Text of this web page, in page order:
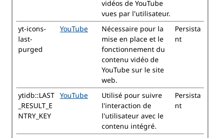
vidéos de YouTube
vues par l'utilisateur.
yt-icons-
last-
purged
YouTube
Nécessaire pour la
mise en place et le
fonctionnement du
contenu vidéo de
YouTube sur le site
web.
Persista
nt
ytidb::LAST
_RESULT_E
NTRY_KEY
YouTube
Utilisé pour suivre
l'interaction de
l'utilisateur avec le
contenu intégré.
Persista
nt